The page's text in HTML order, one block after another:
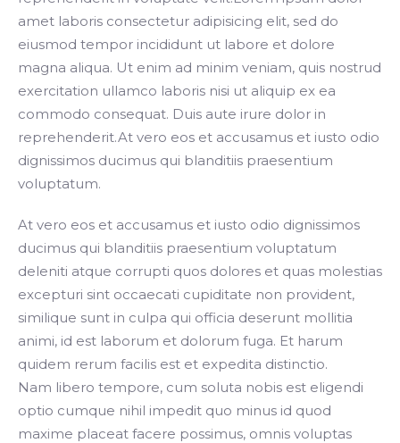
amet laboris consectetur adipisicing elit, sed do
eiusmod tempor incididunt ut labore et dolore
magna aliqua. Ut enim ad minim veniam, quis nostrud
exercitation ullamco laboris nisi ut aliquip ex ea
commodo consequat. Duis aute irure dolor in
reprehenderit.At vero eos et accusamus et iusto odio
dignissimos ducimus qui blanditiis praesentium
voluptatum.
At vero eos et accusamus et iusto odio dignissimos
ducimus qui blanditiis praesentium voluptatum
deleniti atque corrupti quos dolores et quas molestias
excepturi sint occaecati cupiditate non provident,
similique sunt in culpa qui officia deserunt mollitia
animi, id est laborum et dolorum fuga. Et harum
quidem rerum facilis est et expedita distinctio.
Nam libero tempore, cum soluta nobis est eligendi
optio cumque nihil impedit quo minus id quod
maxime placeat facere possimus, omnis voluptas